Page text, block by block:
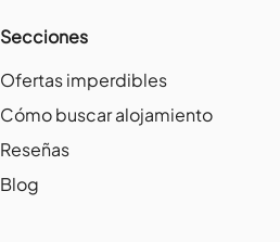
Secciones
Ofertas imperdibles
Cómo buscar alojamiento
Reseñas
Blog